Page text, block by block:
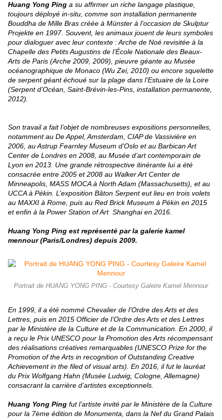
Huang Yong Ping a su affirmer un riche langage plastique,
toujours déployé in-situ, comme son installation permanente
Bouddha de Mille Bras créée à Münster à l’occasion de Skulptur
Projekte en 1997. Souvent, les animaux jouent de leurs symboles
pour dialoguer avec leur contexte : Arche de Noé revisitée à la
Chapelle des Petits Augustins de l’École Nationale des Beaux-
Arts de Paris (Arche 2009, 2009), pieuvre géante au Musée
océanographique de Monaco (Wu Zei, 2010) ou encore squelette
de serpent géant échoué sur la plage dans l’Estuaire de la Loire
(Serpent d’Océan, Saint-Brévin-les-Pins, installation permanente,
2012).
Son travail a fait l’objet de nombreuses expositions personnelles,
notamment au De Appel, Amsterdam, CIAP de Vassivière en
2006, au Astrup Fearnley Museum d’Oslo et au Barbican Art
Center de Londres en 2008, au Musée d’art contemporain de
Lyon en 2013. Une grande rétrospective itinérante lui a été
consacrée entre 2005 et 2008 au Walker Art Center de
Minneapolis, MASS MOCA à North Adam (Massachusetts), et au
UCCA à Pékin. L’exposition Bâton Serpent eut lieu en trois volets
au MAXXI à Rome, puis au Red Brick Museum à Pékin en 2015
et enfin à la Power Station of Art Shanghai en 2016.
Huang Yong Ping est représenté par la galerie kamel
mennour (Paris/Londres) depuis 2009.
Portrait de HUANG YONG PING - Courtesy Galeire Kamel Mennour
En 1999, il a été nommé Chevalier de l’Ordre des Arts et des
Lettres, puis en 2015 Officier de l’Ordre des Arts et des Lettres
par le Ministère de la Culture et de la Communication. En 2000, il
a reçu le Prix UNESCO pour la Promotion des Arts récompensant
des réalisations créatives remarquables (UNESCO Prize for the
Promotion of the Arts in recognition of Outstanding Creative
Achievement in the filed of visual arts). En 2016, il fut le lauréat
du Prix Wolfgang Hahn (Musée Ludwig, Cologne, Allemagne)
consacrant la carrière d’artistes exceptionnels.
Huang Yong Ping fut l’artiste invité par le Ministère de la Culture
pour la 7ème édition de Monumenta, dans la Nef du Grand Palais